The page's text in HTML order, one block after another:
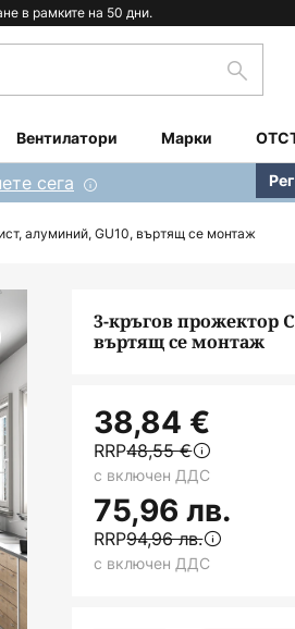
в рамките на 50 дни.
Търсене
Вентилатори Марки
сега
алуминий, GU10, въртящ се монтаж
3-кръгов прожектор
въртящ се монтаж
38,84 €
RRP48,55 €
75,96 лв.
RRP94,96 лв.
с включен ДДС
с включен ДДС